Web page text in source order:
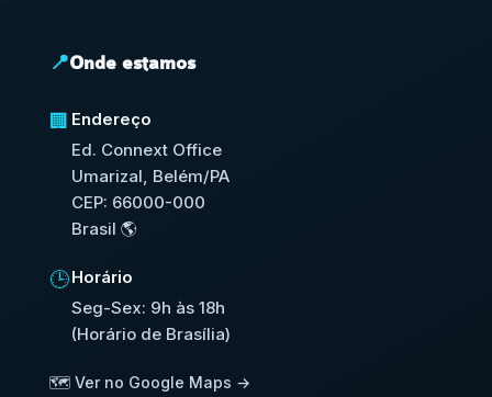
📍Onde estamos
🏢 Endereço
Ed. Connext Office
Umarizal, Belém/PA
CEP: 66000-000
Brasil 🌎
🕒Horário
Seg-Sex: 9h às 18h
(Horário de Brasília)
🗺️ Ver no Google Maps →